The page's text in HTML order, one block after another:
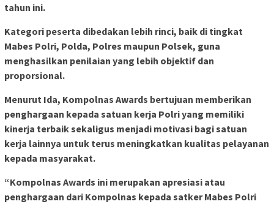
tahun ini.
Kategori peserta dibedakan lebih rinci, baik di tingkat
Mabes Polri, Polda, Polres maupun Polsek, guna
menghasilkan penilaian yang lebih objektif dan
proporsional.
Menurut Ida, Kompolnas Awards bertujuan memberikan
penghargaan kepada satuan kerja Polri yang memiliki
kinerja terbaik sekaligus menjadi motivasi bagi satuan
kerja lainnya untuk terus meningkatkan kualitas pelayanan
kepada masyarakat.
“Kompolnas Awards ini merupakan apresiasi atau
penghargaan dari Kompolnas kepada satker Mabes Polri